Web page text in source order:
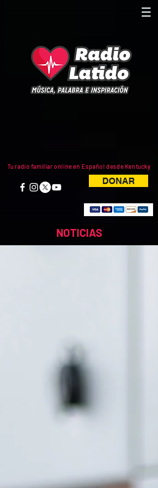
Tu radio familiar online en Español desde Kentucky
DONAR
NOTICIAS